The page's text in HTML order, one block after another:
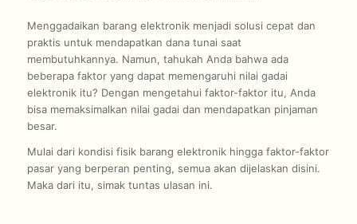
Menggadaikan barang elektronik menjadi solusi cepat dan
praktis untuk mendapatkan dana tunai saat
membutuhkannya. Namun, tahukah Anda bahwa ada
beberapa faktor yang dapat memengaruhi nilai gadai
elektronik itu? Dengan mengetahui faktor-faktor itu, Anda
bisa memaksimalkan nilai gadai dan mendapatkan pinjaman
besar.
Mulai dari kondisi fisik barang elektronik hingga faktor-faktor
pasar yang berperan penting, semua akan dijelaskan disini.
Maka dari itu, simak tuntas ulasan ini.